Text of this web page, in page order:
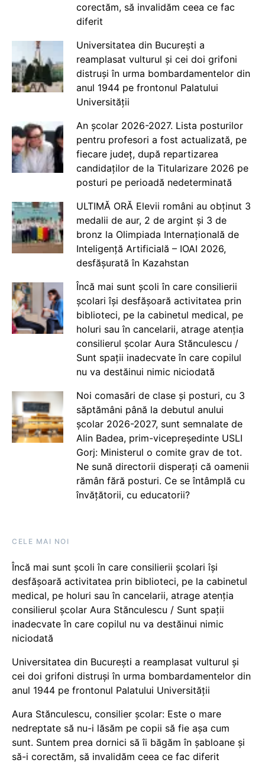
corectăm, să invalidăm ceea ce fac
diferit
Universitatea din București a
reamplasat vulturul și cei doi grifoni
distruși în urma bombardamentelor din
anul 1944 pe frontonul Palatului
Universității
An școlar 2026-2027. Lista posturilor
pentru profesori a fost actualizată, pe
fiecare județ, după repartizarea
candidaților de la Titularizare 2026 pe
posturi pe perioadă nedeterminată
ULTIMĂ ORĂ Elevii români au obținut 3
medalii de aur, 2 de argint și 3 de
bronz la Olimpiada Internațională de
Inteligență Artificială – IOAI 2026,
desfășurată în Kazahstan
Încă mai sunt școli în care consilierii
școlari își desfășoară activitatea prin
biblioteci, pe la cabinetul medical, pe
holuri sau în cancelarii, atrage atenția
consilierul școlar Aura Stănculescu /
Sunt spații inadecvate în care copilul
nu va destăinui nimic niciodată
Noi comasări de clase și posturi, cu 3
săptămâni până la debutul anului
școlar 2026-2027, sunt semnalate de
Alin Badea, prim-vicepreședinte USLI
Gorj: Ministerul o comite grav de tot.
Ne sună directorii disperați că oamenii
rămân fără posturi. Ce se întâmplă cu
învățătorii, cu educatorii?
CELE MAI NOI
Încă mai sunt școli în care consilierii școlari își
desfășoară activitatea prin biblioteci, pe la cabinetul
medical, pe holuri sau în cancelarii, atrage atenția
consilierul școlar Aura Stănculescu / Sunt spații
inadecvate în care copilul nu va destăinui nimic
niciodată
Universitatea din București a reamplasat vulturul și
cei doi grifoni distruși în urma bombardamentelor din
anul 1944 pe frontonul Palatului Universității
Aura Stănculescu, consilier școlar: Este o mare
nedreptate să nu-i lăsăm pe copii să fie așa cum
sunt. Suntem prea dornici să îi băgăm în șabloane și
să-i corectăm, să invalidăm ceea ce fac diferit